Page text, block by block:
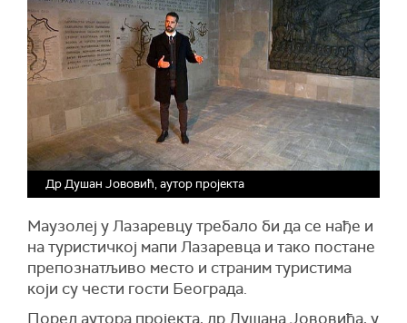
Др Душан Јововић, аутор пројекта
Маузолеј у Лазаревцу требало би да се нађе и
на туристичкој мапи Лазаревца и тако постане
препознатљиво место и страним туристима
који су чести гости Београда.
Поред аутора пројекта, др Душана Јововића, у